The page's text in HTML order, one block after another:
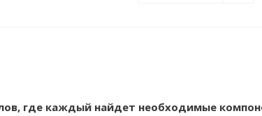
где каждый найдет необходимые